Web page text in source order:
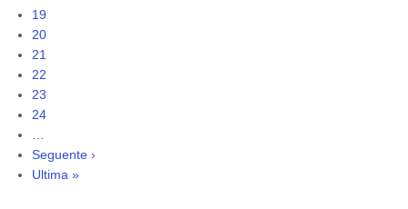
Pagina
19
Pagina
attuale
20
Pagina
21
Pagina
22
Pagina
23
Pagina
24
Pagina
successiva
Seguente ›
Ultima
Ultima »